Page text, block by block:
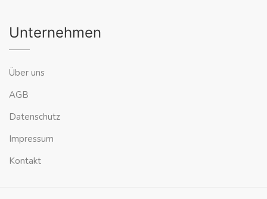
Unternehmen
Über uns
AGB
Datenschutz
Impressum
Kontakt